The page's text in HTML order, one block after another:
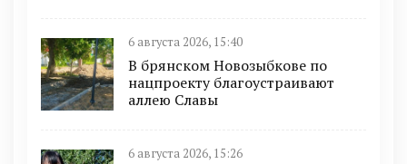
6 августа 2026, 15:40
В брянском Новозыбкове по
нацпроекту благоустраивают
аллею Славы
6 августа 2026, 15:26